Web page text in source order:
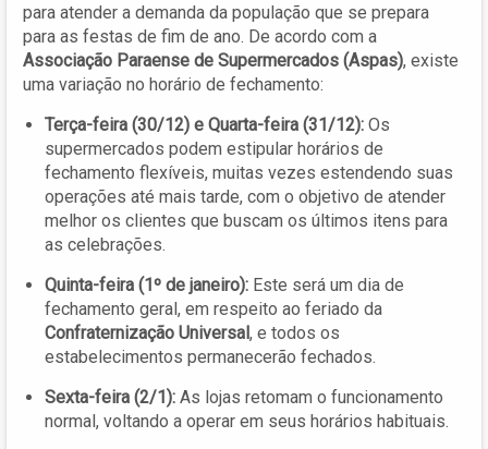
para atender a demanda da população que se prepara
para as festas de fim de ano. De acordo com a
Associação Paraense de Supermercados (Aspas), existe
uma variação no horário de fechamento:
Terça-feira (30/12) e Quarta-feira (31/12): Os
supermercados podem estipular horários de
fechamento flexíveis, muitas vezes estendendo suas
operações até mais tarde, com o objetivo de atender
melhor os clientes que buscam os últimos itens para
as celebrações.
Quinta-feira (1º de janeiro): Este será um dia de
fechamento geral, em respeito ao feriado da
Confraternização Universal, e todos os
estabelecimentos permanecerão fechados.
Sexta-feira (2/1): As lojas retomam o funcionamento
normal, voltando a operar em seus horários habituais.